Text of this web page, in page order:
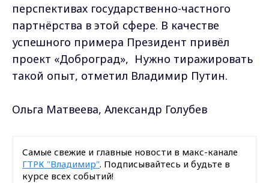
перспективах государственно-частного
партнёрства в этой сфере. В качестве
успешного примера Президент привёл
проект «Доброград», Нужно тиражировать
такой опыт, отметил Владимир Путин.
Ольга Матвеева, Александр Голубев
Самые свежие и главные новости в макс-канале
ГТРК "Владимир". Подписывайтесь и будьте в
курсе всех событий!